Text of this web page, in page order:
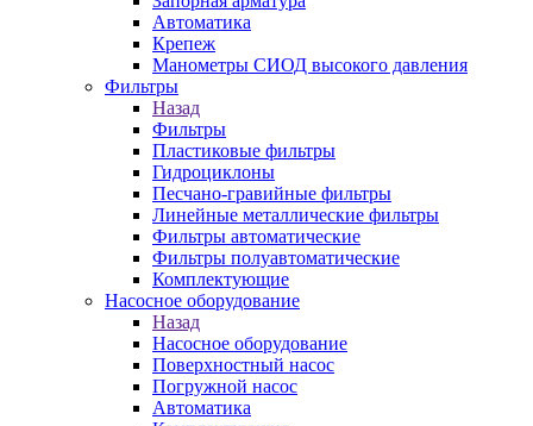
Автоматика
Крепеж
Манометры СИОД высокого давления
Фильтры
Назад
Фильтры
Пластиковые фильтры
Гидроциклоны
Песчано-гравийные фильтры
Линейные металлические фильтры
Фильтры автоматические
Фильтры полуавтоматические
Комплектующие
Насосное оборудование
Назад
Насосное оборудование
Поверхностный насос
Погружной насос
Автоматика